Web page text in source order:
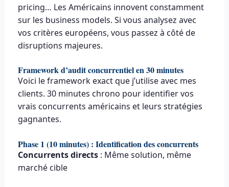
pricing… Les Américains innovent constamment
sur les business models. Si vous analysez avec
vos critères européens, vous passez à côté de
disruptions majeures.
Framework d’audit concurrentiel en 30 minutes
Voici le framework exact que j’utilise avec mes
clients. 30 minutes chrono pour identifier vos
vrais concurrents américains et leurs stratégies
gagnantes.
Phase 1 (10 minutes) : Identification des concurrents
Concurrents directs: Même solution, même
marché cible